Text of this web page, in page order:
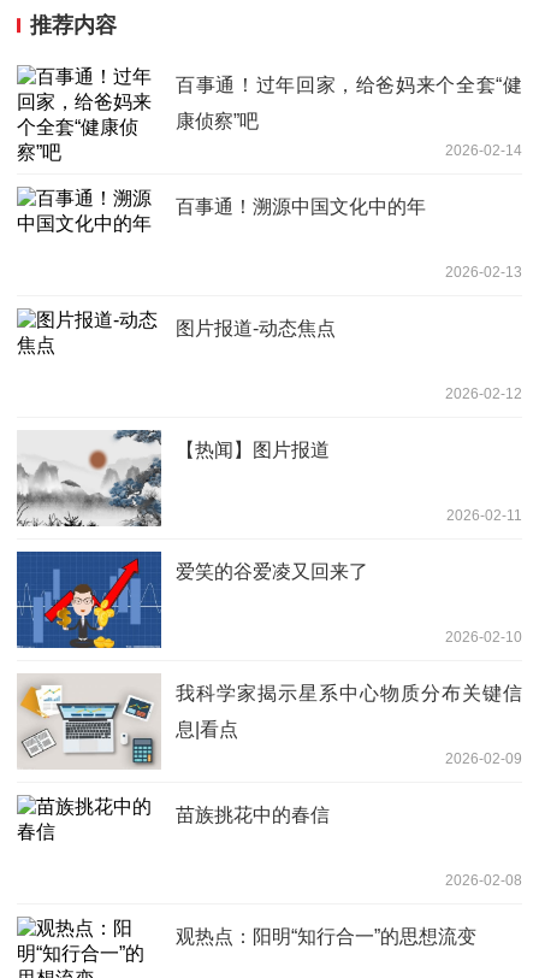
推荐内容
百事通！过年回家，给爸妈来个全套“健
康侦察”吧
2026-02-14
百事通！溯源中国文化中的年
2026-02-13
图片报道-动态焦点
2026-02-12
【热闻】图片报道
2026-02-11
爱笑的谷爱凌又回来了
2026-02-10
我科学家揭示星系中心物质分布关键信
息|看点
2026-02-09
苗族挑花中的春信
2026-02-08
观热点：阳明“知行合一”的思想流变